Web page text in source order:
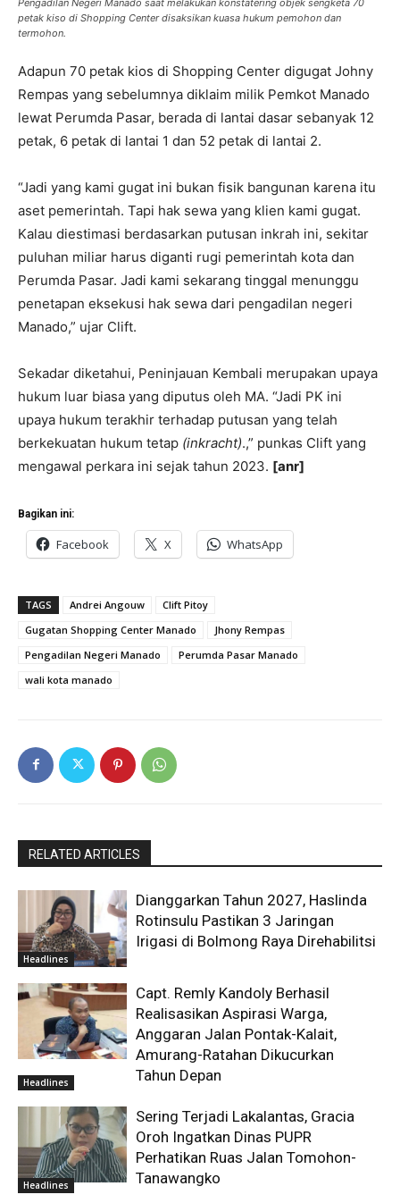
Pengadilan Negeri Manado saat melakukan konstatering objek sengketa 70
petak kiso di Shopping Center disaksikan kuasa hukum pemohon dan
termohon.
Adapun 70 petak kios di Shopping Center digugat Johny
Rempas yang sebelumnya diklaim milik Pemkot Manado
lewat Perumda Pasar, berada di lantai dasar sebanyak 12
petak, 6 petak di lantai 1 dan 52 petak di lantai 2.
“Jadi yang kami gugat ini bukan fisik bangunan karena itu
aset pemerintah. Tapi hak sewa yang klien kami gugat.
Kalau diestimasi berdasarkan putusan inkrah ini, sekitar
puluhan miliar harus diganti rugi pemerintah kota dan
Perumda Pasar. Jadi kami sekarang tinggal menunggu
penetapan eksekusi hak sewa dari pengadilan negeri
Manado,” ujar Clift.
Sekadar diketahui, Peninjauan Kembali merupakan upaya
hukum luar biasa yang diputus oleh MA. “Jadi PK ini
upaya hukum terakhir terhadap putusan yang telah
berkekuatan hukum tetap (inkracht).,” punkas Clift yang
mengawal perkara ini sejak tahun 2023. [anr]
Bagikan ini:
Facebook X WhatsApp
TAGS Andrei Angouw
Clift Pitoy
Gugatan Shopping Center Manado
Jhony Rempas
Pengadilan Negeri Manado
Perumda Pasar Manado
wali kota manado
RELATED ARTICLES
Headlines
Dianggarkan Tahun 2027, Haslinda
Rotinsulu Pastikan 3 Jaringan
Irigasi di Bolmong Raya Direhabilitsi
Headlines
Capt. Remly Kandoly Berhasil
Realisasikan Aspirasi Warga,
Anggaran Jalan Pontak-Kalait,
Amurang-Ratahan Dikucurkan
Tahun Depan
Headlines
Sering Terjadi Lakalantas, Gracia
Oroh Ingatkan Dinas PUPR
Perhatikan Ruas Jalan Tomohon-
Tanawangko